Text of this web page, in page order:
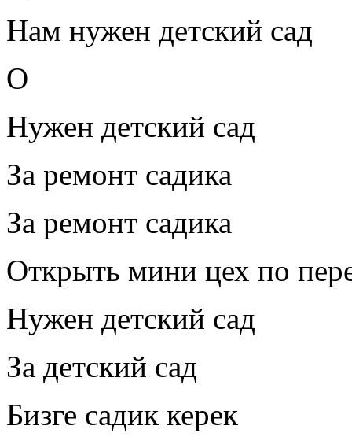
Нам нужен детский сад
О
Нужен детский сад
За ремонт садика
За ремонт садика
Открыть мини цех по
Нужен детский сад
За детский сад
Бизге садик керек